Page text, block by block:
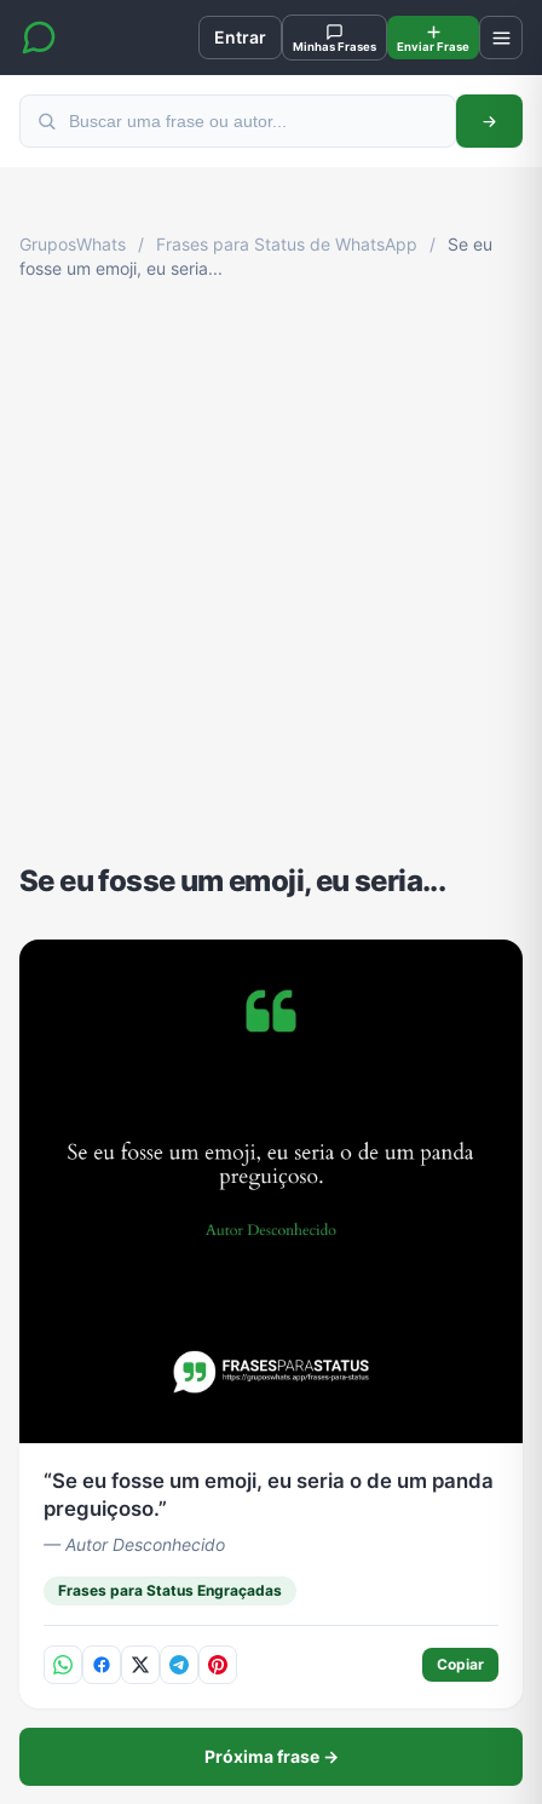
Entrar Minhas Frases Enviar Frase
GruposWhats / Frases para Status de WhatsApp /
Se eu
fosse um emoji, eu seria...
Se eu fosse um emoji, eu seria...
Se eu fosse um emoji, eu seria o de um panda
preguiçoso.
— Autor Desconhecido
Frases para Status Engraçadas
Copiar
Próxima frase →